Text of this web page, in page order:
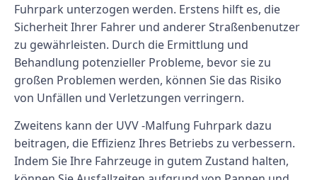
Fuhrpark unterzogen werden. Erstens hilft es, die
Sicherheit Ihrer Fahrer und anderer Straßenbenutzer
zu gewährleisten. Durch die Ermittlung und
Behandlung potenzieller Probleme, bevor sie zu
großen Problemen werden, können Sie das Risiko
von Unfällen und Verletzungen verringern.
Zweitens kann der UVV -Malfung Fuhrpark dazu
beitragen, die Effizienz Ihres Betriebs zu verbessern.
Indem Sie Ihre Fahrzeuge in gutem Zustand halten,